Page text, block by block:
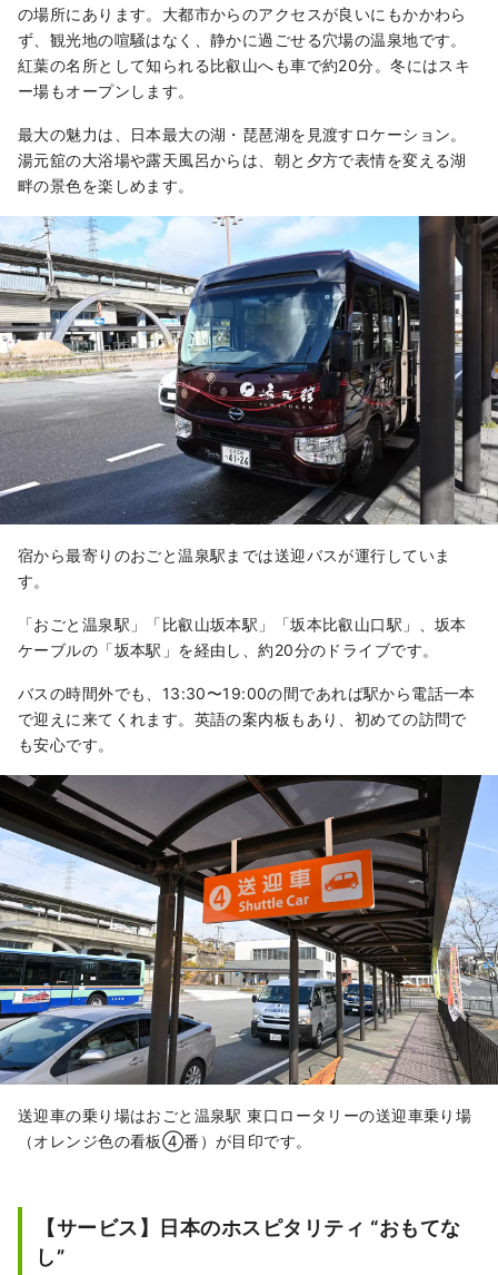
の場所にあります。大都市からのアクセスが良いにもかかわら
ず、観光地の喧騒はなく、静かに過ごせる穴場の温泉地です。
紅葉の名所として知られる比叡山へも車で約20分。冬にはスキ
ー場もオープンします。
最大の魅力は、日本最大の湖・琵琶湖を見渡すロケーション。
湯元舘の大浴場や露天風呂からは、朝と夕方で表情を変える湖
畔の景色を楽しめます。
宿から最寄りのおごと温泉駅までは送迎バスが運行していま
す。
「おごと温泉駅」「比叡山坂本駅」「坂本比叡山口駅」、坂本
ケーブルの「坂本駅」を経由し、約20分のドライブです。
バスの時間外でも、13:30〜19:00の間であれば駅から電話一本
で迎えに来てくれます。英語の案内板もあり、初めての訪問で
も安心です。
送迎車の乗り場はおごと温泉駅 東口ロータリーの送迎車乗り場
（オレンジ色の看板④番）が目印です。
【サービス】日本のホスピタリティ “おもてな
し”